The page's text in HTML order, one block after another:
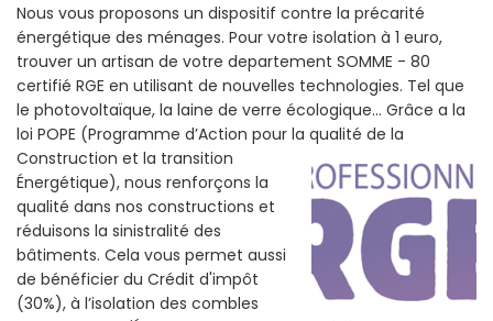
Nous vous proposons un dispositif contre la précarité
énergétique des ménages. Pour votre isolation à 1 euro,
trouver un artisan de votre departement SOMME - 80
certifié RGE en utilisant de nouvelles technologies. Tel que
le photovoltaïque, la laine de verre écologique... Grâce a la
loi POPE (Programme d’Action pour la qualité de la
Construction et la transition
Énergétique), nous renforçons la
qualité dans nos constructions et
réduisons la sinistralité des
bâtiments. Cela vous permet aussi
de bénéficier du Crédit d'impôt
(30%), à l’isolation des combles